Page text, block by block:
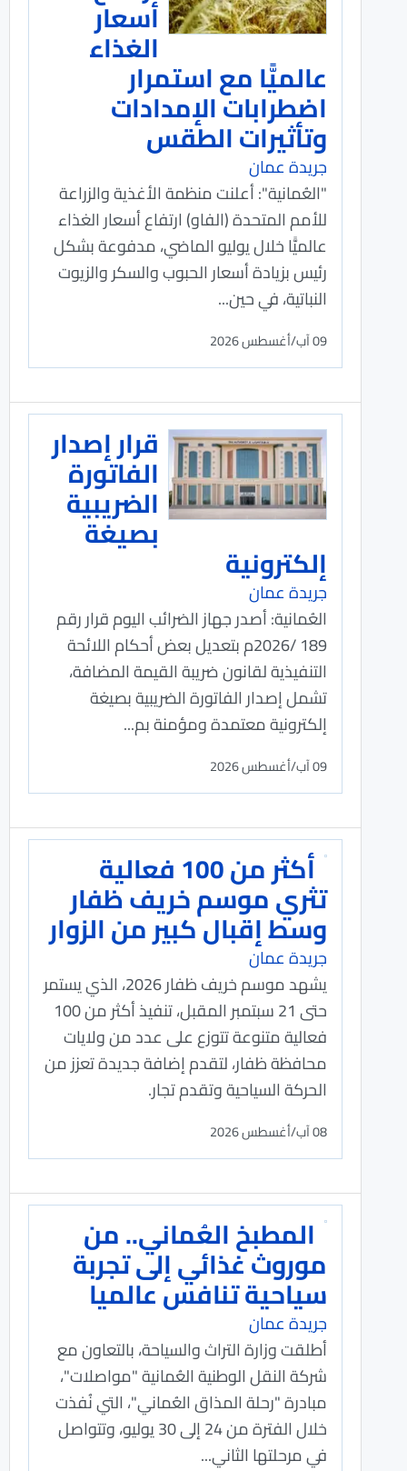
أسعار
الغذاء
عالميًّا مع استمرار
اضطرابات الإمدادات
وتأثيرات الطقس
جريدة عمان
"العُمانية": أعلنت منظمة الأغذية والزراعة
للأمم المتحدة (الفاو) ارتفاع أسعار الغذاء
عالميًّا خلال يوليو الماضي، مدفوعة بشكل
رئيس بزيادة أسعار الحبوب والسكر والزيوت
النباتية، في حين...
09 آب/أغسطس 2026
قرار إصدار
الفاتورة
الضريبية
بصيغة
إلكترونية
جريدة عمان
العُمانية: أصدر جهاز الضرائب اليوم قرار رقم
189 /2026م بتعديل بعض أحكام اللائحة
التنفيذية لقانون ضريبة القيمة المضافة،
تشمل إصدار الفاتورة الضريبية بصيغة
إلكترونية معتمدة ومؤمنة بم...
09 آب/أغسطس 2026
أكثر من 100 فعالية
تثري موسم خريف ظفار
وسط إقبال كبير من الزوار
جريدة عمان
يشهد موسم خريف ظفار 2026، الذي يستمر
حتى 21 سبتمبر المقبل، تنفيذ أكثر من 100
فعالية متنوعة تتوزع على عدد من ولايات
محافظة ظفار، لتقدم إضافة جديدة تعزز من
الحركة السياحية وتقدم تجار.
08 آب/أغسطس 2026
المطبخ العُماني.. من
موروث غذائي إلى تجربة
سياحية تنافس عالميا
جريدة عمان
أطلقت وزارة التراث والسياحة، بالتعاون مع
شركة النقل الوطنية العُمانية "مواصلات"،
مبادرة "رحلة المذاق العُماني"، التي نُفذت
خلال الفترة من 24 إلى 30 يوليو، وتتواصل
في مرحلتها الثاني...